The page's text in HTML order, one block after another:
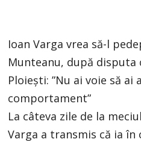
Ioan Varga vrea să-l
Munteanu, după disputa
Ploiești: ”Nu ai voie să ai
comportament”
La câteva zile de la
Varga a transmis că ia în